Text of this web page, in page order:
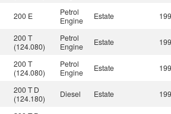
200 E
Petrol
Engine
Estate
200 T
(124.080)
Petrol
Engine
Estate
200 T
(124.080)
Petrol
Engine
Estate
200 T D
(124.180)
Diesel Estate